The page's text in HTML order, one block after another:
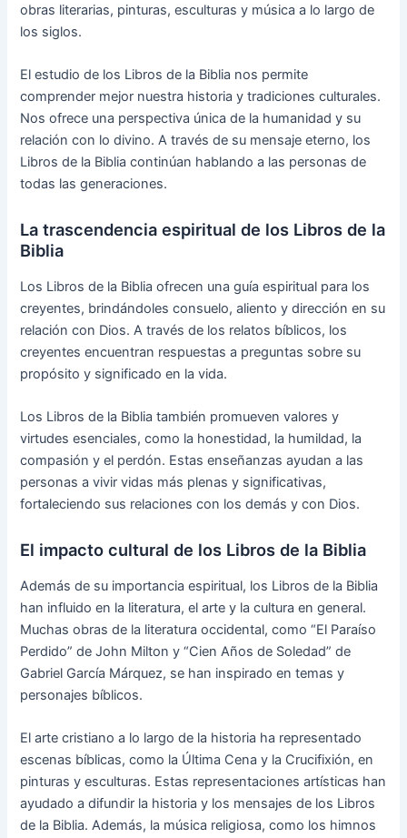
obras literarias, pinturas, esculturas y música a lo largo de
los siglos.
El estudio de los Libros de la Biblia nos permite
comprender mejor nuestra historia y tradiciones culturales.
Nos ofrece una perspectiva única de la humanidad y su
relación con lo divino. A través de su mensaje eterno, los
Libros de la Biblia continúan hablando a las personas de
todas las generaciones.
La trascendencia espiritual de los Libros de la
Biblia
Los Libros de la Biblia ofrecen una guía espiritual para los
creyentes, brindándoles consuelo, aliento y dirección en su
relación con Dios. A través de los relatos bíblicos, los
creyentes encuentran respuestas a preguntas sobre su
propósito y significado en la vida.
Los Libros de la Biblia también promueven valores y
virtudes esenciales, como la honestidad, la humildad, la
compasión y el perdón. Estas enseñanzas ayudan a las
personas a vivir vidas más plenas y significativas,
fortaleciendo sus relaciones con los demás y con Dios.
El impacto cultural de los Libros de la Biblia
Además de su importancia espiritual, los Libros de la Biblia
han influido en la literatura, el arte y la cultura en general.
Muchas obras de la literatura occidental, como “El Paraíso
Perdido” de John Milton y “Cien Años de Soledad” de
Gabriel García Márquez, se han inspirado en temas y
personajes bíblicos.
El arte cristiano a lo largo de la historia ha representado
escenas bíblicas, como la Última Cena y la Crucifixión, en
pinturas y esculturas. Estas representaciones artísticas han
ayudado a difundir la historia y los mensajes de los Libros
de la Biblia. Además, la música religiosa, como los himnos